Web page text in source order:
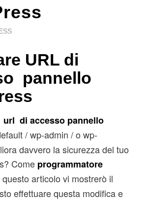
URL di
pannello
di accesso pannello
/ wp-admin / o wp-
davvero la sicurezza del tuo
Come programmatore
articolo vi mostrerò il
effettuare questa modifica e